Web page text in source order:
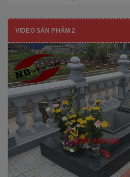
VIDEO SẢN PHẨM 2